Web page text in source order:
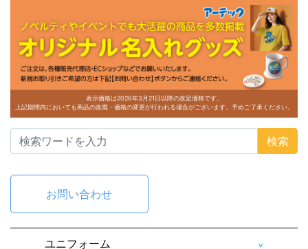
表示価格は2026年3月21日以降の改定価格です。
上記期間内においても商品の改廃・価格の変更が行われる場合がございます。予めご了承ください。
検索
お問い合わせ
ユニフォーム